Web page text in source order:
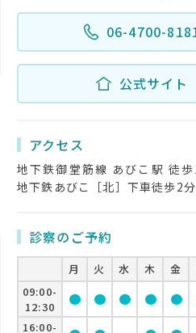
06-4700-
公式サイト
アクセス
地下鉄御堂筋線 あびこ駅 徒
地下鉄あびこ［北］下車徒歩2分
診察のご予約
月 火 水 木 金
09:00-
12:30
circle circle circle circle circle
16:00-